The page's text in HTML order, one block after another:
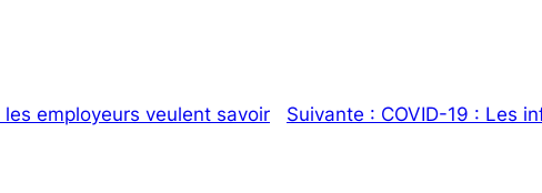
les employeurs veulent savoir Suivante : COVID-19 : Les